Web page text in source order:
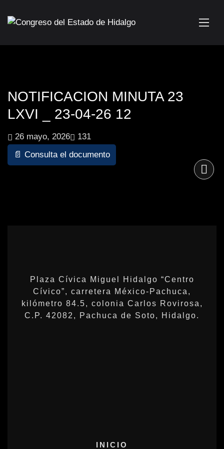
NOTIFICACION MINUTA 23
LXVI _ 23-04-26 12
26 mayo, 2026
131
📄 Consulta el documento
Plaza Cívica Miguel Hidalgo “Centro
Cívico”, carretera México-Pachuca,
kilómetro 84.5, colonia Carlos Rovirosa,
C.P. 42082, Pachuca de Soto, Hidalgo.
INICIO